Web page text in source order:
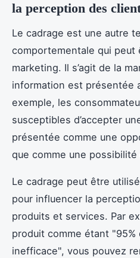
la perception des
Le cadrage est une autre
comportementale qui
marketing. Il s’agit de la
information est présentée
exemple, les
susceptibles d’accepter
présentée comme une
que comme une
Le cadrage peut être
pour influencer la
produits et services. Par
produit comme étant
inefficace", vous pouvez